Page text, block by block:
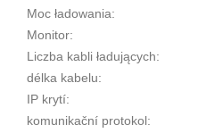
Moc ładowania:
Monitor:
Liczba kabli ładujących:
délka kabelu:
IP krytí:
komunikační protokol: